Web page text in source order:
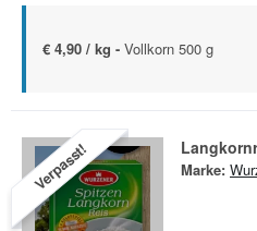
€ 4,90 / kg - Vollkorn 500 g
Verpasst! Marke: